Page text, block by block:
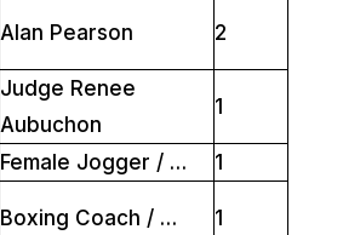
Alan Pearson 2
Judge Renee
Aubuchon
1
Female Jogger / …
1
Boxing Coach / … 1